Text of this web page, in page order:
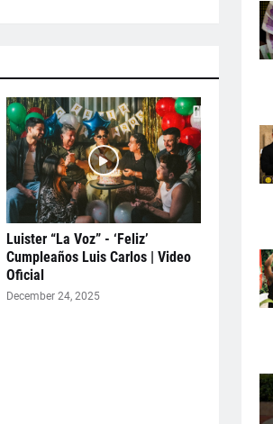
Luister “La Voz” - ‘Feliz’
Cumpleaños Luis Carlos | Video
Oficial
December 24, 2025